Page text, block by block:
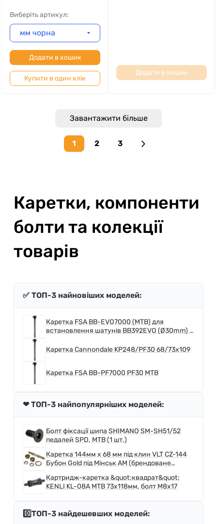
Виберіть артикул:
мм чорна
Додати в кошик
Купити в один клік
Додати в кошик
Завантажити більше
1 2 3
Next page
Каретки, компоненти
болти та колекції
товарів
✅ ТОП-3 найновіших моделей:
Каретка FSA BB-EVO7000 (MTB) для
встановлення шатунів BB392EVO (Ø30mm) в
Каретка Cannondale KP248/PF30 68/73x109
Каретка FSA BB-PF7000 PF30 MTB
❤ ТОП-3 найпопулярніших моделей:
Болт фіксації шипа SHIMANO SM-SH51/52
педалей SPD, MTB (1 шт.)
Каретка 144мм x 68 мм під клин VLT CZ-144
Бубон Gold під Мінськ AM (брендоване
Картридж-каретка &quot;квадрат&quot;
KENLI KL-08A МТВ 73х118мм, болт M8x17
0️⃣ТОП-3 найдешевших моделей: